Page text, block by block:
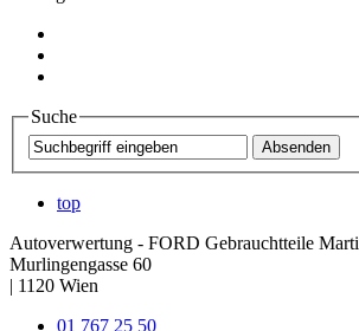
Suche
top
Autoverwertung - FORD Gebrauchtteile
Murlingengasse 60
| 1120 Wien
01 767 25 50